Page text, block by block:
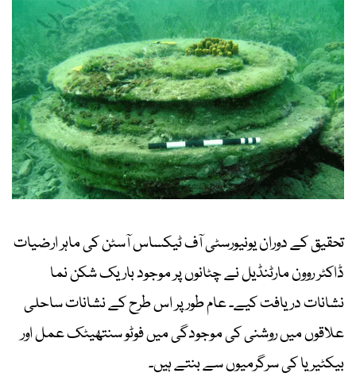
تحقیق کے دوران یونیورسٹی آف ٹیکساس آسٹن کی ماہر ارضیات
ڈاکٹر روون مارٹنڈیل نے چٹانوں پر موجود باریک شکن نما
نشانات دریافت کیے۔ عام طور پر اس طرح کے نشانات ساحلی
علاقوں میں روشنی کی موجودگی میں فوٹو سنتھیٹک عمل اور
بیکٹیریا کی سرگرمیوں سے بنتے ہیں۔